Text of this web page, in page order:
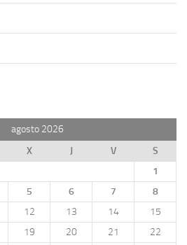
agosto 2026
X J V
S
1
5 6 7
8
12 13 14
15
19 20 21
22